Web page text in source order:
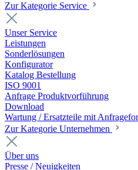
Zur Kategorie Service
Unser Service
Leistungen
Sonderlösungen
Konfigurator
Katalog Bestellung
ISO 9001
Anfrage Produktvorführung
Download
Wartung / Ersatzteile mit
Zur Kategorie Unternehmen
Über uns
Presse / Neuigkeiten